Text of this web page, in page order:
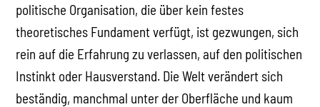
politische Organisation, die über kein festes
theoretisches Fundament verfügt, ist gezwungen, sich
rein auf die Erfahrung zu verlassen, auf den politischen
Instinkt oder Hausverstand. Die Welt verändert sich
beständig, manchmal unter der Oberfläche und kaum